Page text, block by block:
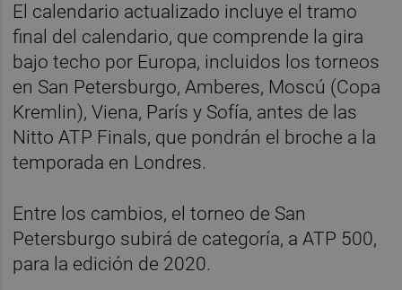
El calendario actualizado incluye el tramo
final del calendario, que comprende la gira
bajo techo por Europa, incluidos los torneos
en San Petersburgo, Amberes, Moscú (Copa
Kremlin), Viena, París y Sofía, antes de las
Nitto ATP Finals, que pondrán el broche a la
temporada en Londres.
Entre los cambios, el torneo de San
Petersburgo subirá de categoría, a ATP 500,
para la edición de 2020.